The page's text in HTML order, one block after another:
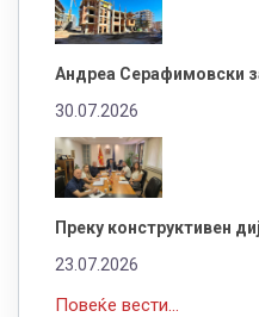
Андреа Серафимовски
30.07.2026
Преку конструктивен
23.07.2026
Повеќе вести...